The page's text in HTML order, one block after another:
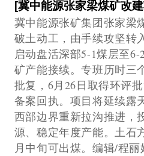
[冀中能源张家梁煤矿改
冀中能源张矿集团张家梁
破土动工，由手续攻坚转
启动盘活深部5-1煤层至
矿产能接续。专班历时三
批复，6月26日取得环评
备案回执。项目将延续露
西部边界重新拉沟推进，
源、稳定年度产能。土石
月中旬可出煤。编辑/程丽